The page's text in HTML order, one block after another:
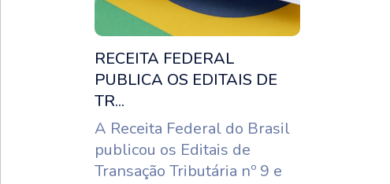
RECEITA FEDERAL
PUBLICA OS EDITAIS DE
TR...
A Receita Federal do Brasil
publicou os Editais de
Transação Tributária nº 9 e